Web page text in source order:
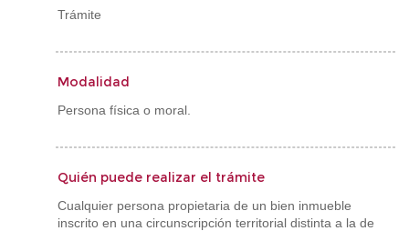
Trámite
Modalidad
Persona física o moral.
Quién puede realizar el trámite
Cualquier persona propietaria de un bien inmueble
inscrito en una circunscripción territorial distinta a la de